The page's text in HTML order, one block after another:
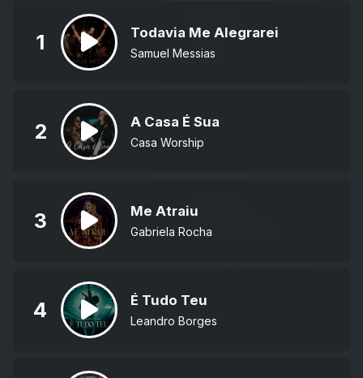
1 Todavia Me Alegrarei
Samuel Messias
2 A Casa É Sua
Casa Worship
3 Me Atraiu
Gabriela Rocha
4 É Tudo Teu
Leandro Borges